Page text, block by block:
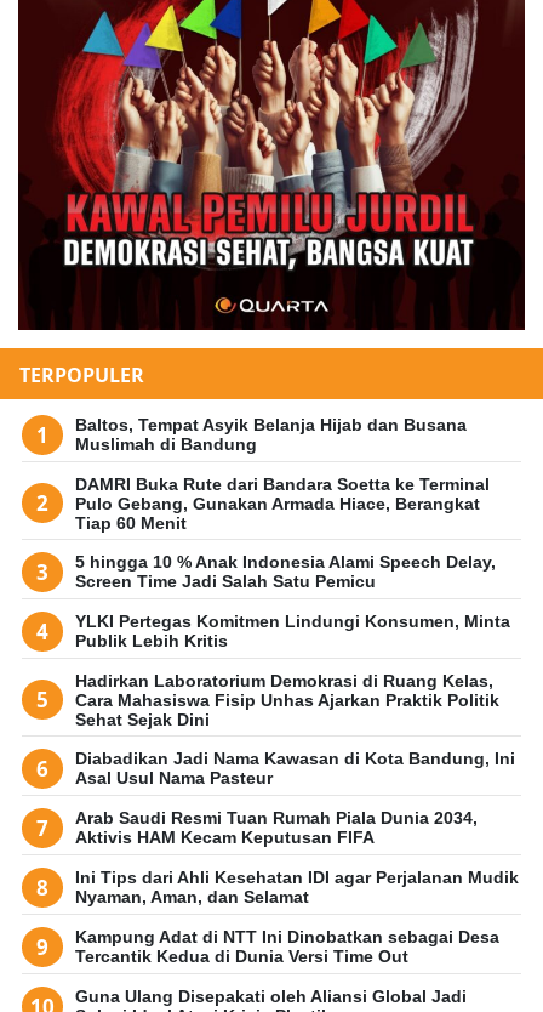
TERPOPULER
Baltos, Tempat Asyik Belanja Hijab dan Busana
Muslimah di Bandung
DAMRI Buka Rute dari Bandara Soetta ke Terminal
Pulo Gebang, Gunakan Armada Hiace, Berangkat
Tiap 60 Menit
5 hingga 10 % Anak Indonesia Alami Speech Delay,
Screen Time Jadi Salah Satu Pemicu
YLKI Pertegas Komitmen Lindungi Konsumen, Minta
Publik Lebih Kritis
Hadirkan Laboratorium Demokrasi di Ruang Kelas,
Cara Mahasiswa Fisip Unhas Ajarkan Praktik Politik
Sehat Sejak Dini
Diabadikan Jadi Nama Kawasan di Kota Bandung, Ini
Asal Usul Nama Pasteur
Arab Saudi Resmi Tuan Rumah Piala Dunia 2034,
Aktivis HAM Kecam Keputusan FIFA
Ini Tips dari Ahli Kesehatan IDI agar Perjalanan Mudik
Nyaman, Aman, dan Selamat
Kampung Adat di NTT Ini Dinobatkan sebagai Desa
Tercantik Kedua di Dunia Versi Time Out
Guna Ulang Disepakati oleh Aliansi Global Jadi